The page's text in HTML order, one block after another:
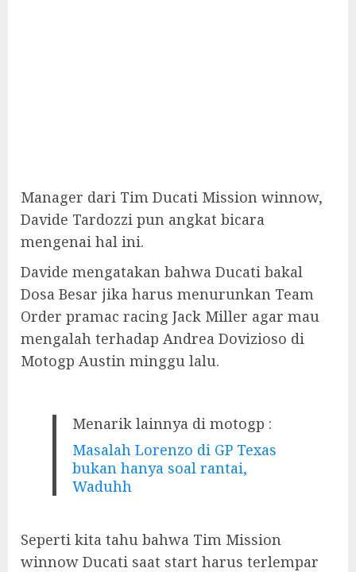
Manager dari Tim Ducati Mission winnow,
Davide Tardozzi pun angkat bicara
mengenai hal ini.
Davide mengatakan bahwa Ducati bakal
Dosa Besar jika harus menurunkan Team
Order pramac racing Jack Miller agar mau
mengalah terhadap Andrea Dovizioso di
Motogp Austin minggu lalu.
Menarik lainnya di motogp :
Masalah Lorenzo di GP Texas
bukan hanya soal rantai,
Waduhh
Seperti kita tahu bahwa Tim Mission
winnow Ducati saat start harus terlempar